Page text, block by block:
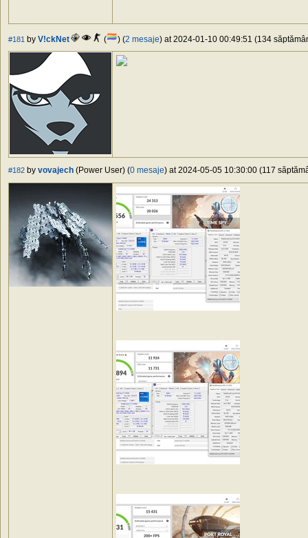
#181 by V!ckNet ( ) (2 mesaje) at 2024-01-10 00:49:51 (134
#182 by vovajech (Power User) (0 mesaje) at 2024-05-05 10:30:00 (117